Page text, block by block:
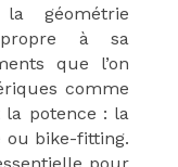
à sa
que l’on
comme
potence : la
ou bike-fitting.
pour